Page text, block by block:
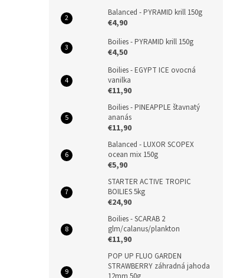
Balanced - PYRAMID krill 150g
€4,90
Boilies - PYRAMID krill 150g
€4,50
Boilies - EGYPT ICE ovocná
vanilka
€11,90
Boilies - PINEAPPLE štavnatý
ananás
€11,90
Balanced - LUXOR SCOPEX
ocean mix 150g
€5,90
STARTER ACTIVE TROPIC
BOILIES 5kg
€24,90
Boilies - SCARAB 2
glm/calanus/plankton
€11,90
POP UP FLUO GARDEN
STRAWBERRY záhradná jahoda